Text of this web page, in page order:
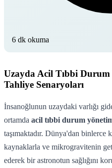
6 dk okuma
Uzayda Acil Tıbbi
Tahliye Senaryoları
İnsanoğlunun uzaydaki varlığı
ortamda acil tıbbi durum
taşımaktadır. Dünya'dan binlerce
kaynaklarla ve mikrogravitenin
ederek bir astronotun sağlığını